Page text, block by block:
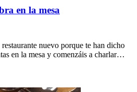
en la mesa
nuevo porque te han dicho
en la mesa y comenzáis a charlar…